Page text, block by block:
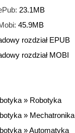
23.1MB
45.9MB
rozdział EPUB
rozdział MOBI
» Robotyka
» Mechatronika
»Automatyka